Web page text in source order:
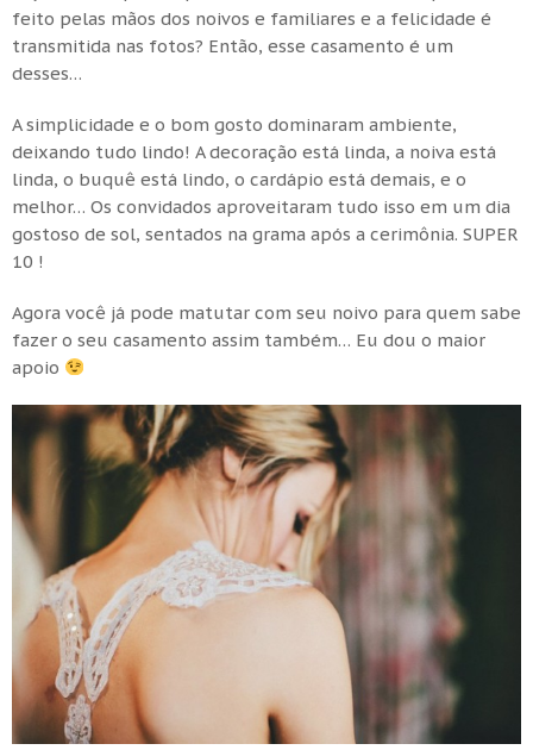
feito pelas mãos dos noivos e familiares e a felicidade é
transmitida nas fotos? Então, esse casamento é um
desses…
A simplicidade e o bom gosto dominaram ambiente,
deixando tudo lindo! A decoração está linda, a noiva está
linda, o buquê está lindo, o cardápio está demais, e o
melhor… Os convidados aproveitaram tudo isso em um dia
gostoso de sol, sentados na grama após a cerimônia. SUPER
10 !
Agora você já pode matutar com seu noivo para quem sabe
fazer o seu casamento assim também… Eu dou o maior
apoio